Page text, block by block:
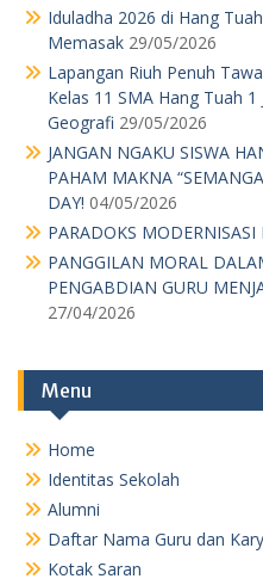
Iduladha 2026 di Hang
Memasak 29/05/2026
Lapangan Riuh Penuh
Kelas 11 SMA Hang Tuah
Geografi 29/05/2026
JANGAN NGAKU SISWA
PAHAM MAKNA
DAY! 04/05/2026
PARADOKS MODERNISASI
PANGGILAN MORAL
PENGABDIAN GURU
27/04/2026
Menu
Home
Identitas Sekolah
Alumni
Daftar Nama Guru dan
Kotak Saran